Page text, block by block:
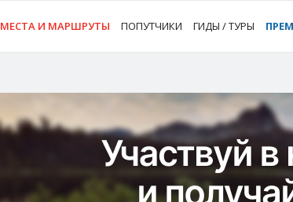
МЕСТА И МАРШРУТЫ ПОПУТЧИКИ ГИДЫ / ТУРЫ